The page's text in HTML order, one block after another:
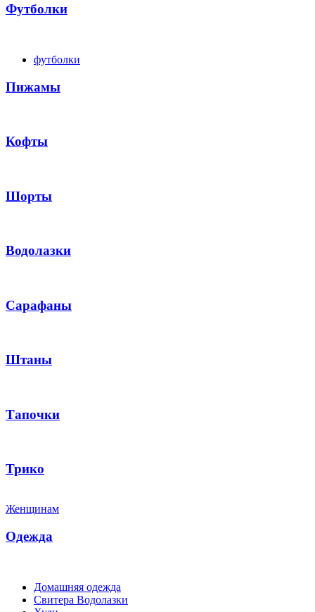
Футболки
футболки
Пижамы
Кофты
Шорты
Водолазки
Сарафаны
Штаны
Тапочки
Трико
Женщинам
Одежда
Домашняя одежда
Свитера Водолазки